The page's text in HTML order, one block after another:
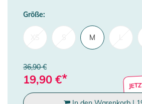
Größe:
M
36,90 €
19,90 €*